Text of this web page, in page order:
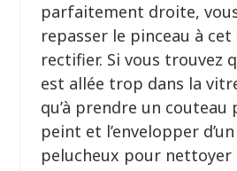
parfaitement droite,
repasser le pinceau à
rectifier. Si vous trouvez
est allée trop dans la
qu’à prendre un
peint et l’envelopper
pelucheux pour nettoyer